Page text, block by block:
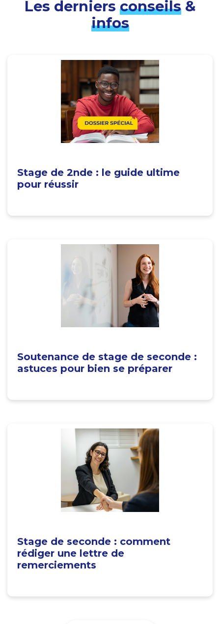
Les derniers conseils&
infos
Stage de 2nde : le guide ultime
pour réussir
Soutenance de stage de seconde :
astuces pour bien se préparer
Stage de seconde : comment
rédiger une lettre de
remerciements